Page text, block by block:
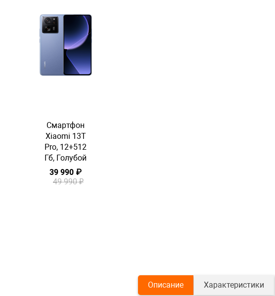
Смартфон
Xiaomi 13T
Pro, 12+512
Гб, Голубой
39 990 ₽
49 990 ₽
Описание Характеристики